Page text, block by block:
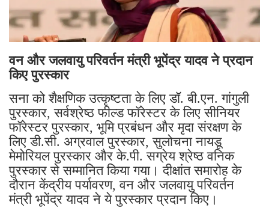
वन और जलवायु परिवर्तन मंत्री भूपेंद्र यादव ने प्रदान
किए पुरस्कार
सना को शैक्षणिक उत्कृष्टता के लिए डॉ. बी.एन. गांगुली
पुरस्कार, सर्वश्रेष्ठ फील्ड फॉरेस्टर के लिए सीनियर
फॉरेस्टर पुरस्कार, भूमि प्रबंधन और मृदा संरक्षण के
लिए डी.सी. अग्रवाल पुरस्कार, सुलोचना नायडू
मेमोरियल पुरस्कार और के.पी. सग्रेय श्रेष्ठ वनिक
पुरस्कार से सम्मानित किया गया। दीक्षांत समारोह के
दौरान केंद्रीय पर्यावरण, वन और जलवायु परिवर्तन
मंत्री भूपेंद्र यादव ने ये पुरस्कार प्रदान किए।